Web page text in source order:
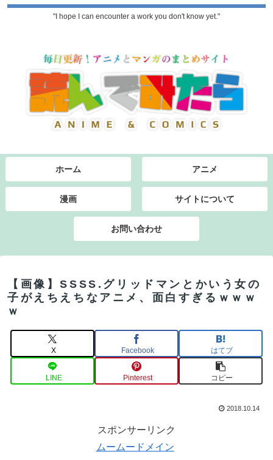
"I hope I can encounter a work you don't know yet."
ホーム アニメ
漫画 サイトについて
お問い合わせ
【画像】SSSS.グリッドマンとかいう女の
子がえちえちなアニメ、面白すぎるｗｗｗ
ｗ
X Facebook はてブ
LINE Pinterest コピー
2018.10.14
スポンサーリンク
ムームードメイン